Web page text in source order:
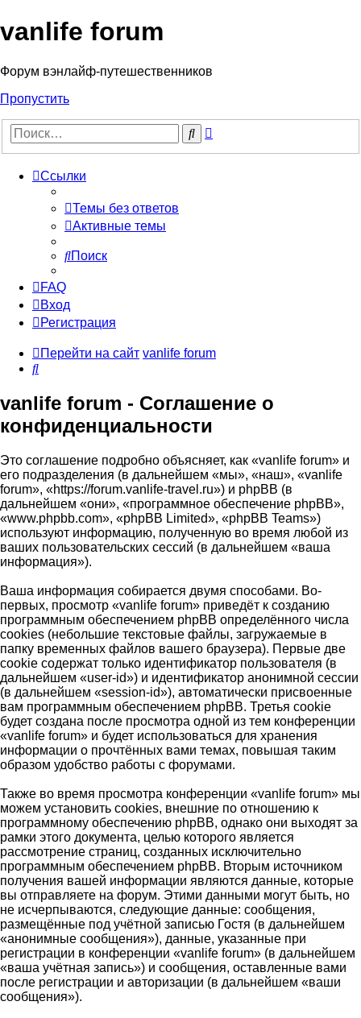
vanlife forum
Форум вэнлайф-путешественников
Пропустить
Поиск
Ссылки
Темы без ответов
Активные темы
Поиск
FAQ
Вход
Регистрация
Перейти на сайт vanlife forum
Поиск
vanlife forum - Соглашение о
конфиденциальности
Это соглашение подробно объясняет, как «vanlife forum» и
его подразделения (в дальнейшем «мы», «наш», «vanlife
forum», «https://forum.vanlife-travel.ru») и phpBB (в
дальнейшем «они», «программное обеспечение phpBB»,
«www.phpbb.com», «phpBB Limited», «phpBB Teams»)
используют информацию, полученную во время любой из
ваших пользовательских сессий (в дальнейшем «ваша
информация»).
Ваша информация собирается двумя способами. Во-
первых, просмотр «vanlife forum» приведёт к созданию
программным обеспечением phpBB определённого числа
cookies (небольшие текстовые файлы, загружаемые в
папку временных файлов вашего браузера). Первые две
cookie содержат только идентификатор пользователя (в
дальнейшем «user-id») и идентификатор анонимной сессии
(в дальнейшем «session-id»), автоматически присвоенные
вам программным обеспечением phpBB. Третья cookie
будет создана после просмотра одной из тем конференции
«vanlife forum» и будет использоваться для хранения
информации о прочтённых вами темах, повышая таким
образом удобство работы с форумами.
Также во время просмотра конференции «vanlife forum» мы
можем установить cookies, внешние по отношению к
программному обеспечению phpBB, однако они выходят за
рамки этого документа, целью которого является
рассмотрение страниц, созданных исключительно
программным обеспечением phpBB. Вторым источником
получения вашей информации являются данные, которые
вы отправляете на форум. Этими данными могут быть, но
не исчерпываются, следующие данные: сообщения,
размещённые под учётной записью Гостя (в дальнейшем
«анонимные сообщения»), данные, указанные при
регистрации в конференции «vanlife forum» (в дальнейшем
«ваша учётная запись») и сообщения, оставленные вами
после регистрации и авторизации (в дальнейшем «ваши
сообщения»).